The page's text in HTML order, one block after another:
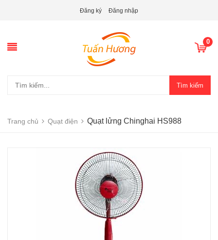
Đăng ký Đăng nhập
0
Tìm kiếm
Trang chủ Quạt điện Quạt lửng Chinghai HS988